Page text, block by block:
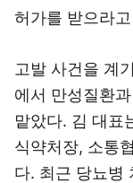
허가를 받으라
고발 사건을 계
에서 만성질환
맡았다. 김 대표
식약처장, 소통
다. 최근 당뇨병